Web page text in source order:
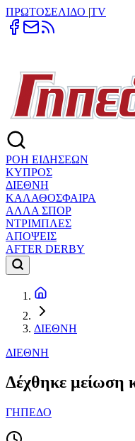
ΠΡΩΤΟΣΕΛΙΔΟ |TV
ΡΟΗ ΕΙΔΗΣΕΩΝ
ΚΥΠΡΟΣ
ΔΙΕΘΝΗ
ΚΑΛΑΘΟΣΦΑΙΡΑ
ΑΛΛΑ ΣΠΟΡ
ΝΤΡΙΜΠΛΕΣ
ΑΠΟΨΕΙΣ
AFTER DERBY
ΔΙΕΘΝΗ
ΔΙΕΘΝΗ
Δέχθηκε μείωση
ΓΗΠΕΔΟ